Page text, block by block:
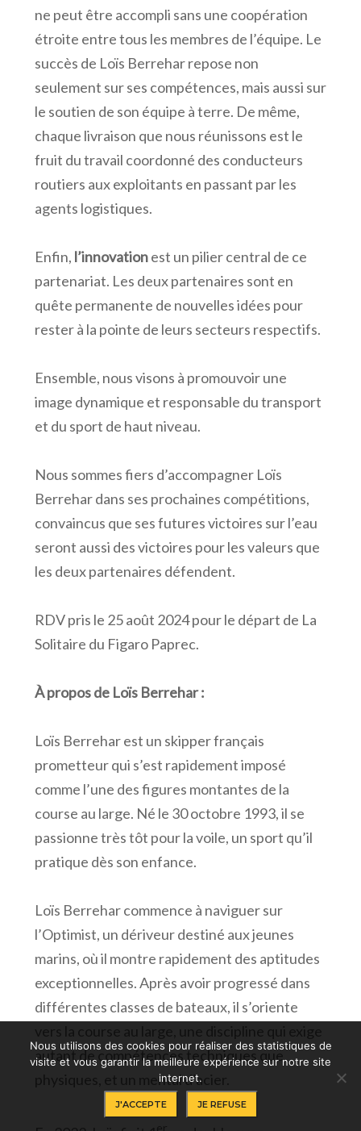
ne peut être accompli sans une coopération
étroite entre tous les membres de l’équipe. Le
succès de Loïs Berrehar repose non
seulement sur ses compétences, mais aussi sur
le soutien de son équipe à terre. De même,
chaque livraison que nous réunissons est le
fruit du travail coordonné des conducteurs
routiers aux exploitants en passant par les
agents logistiques.
Enfin, l’innovationest un pilier central de ce
partenariat. Les deux partenaires sont en
quête permanente de nouvelles idées pour
rester à la pointe de leurs secteurs respectifs.
Ensemble, nous visons à promouvoir une
image dynamique et responsable du transport
et du sport de haut niveau.
Nous sommes fiers d’accompagner Loïs
Berrehar dans ses prochaines compétitions,
convaincus que ses futures victoires sur l’eau
seront aussi des victoires pour les valeurs que
les deux partenaires défendent.
RDV pris le 25 août 2024 pour le départ de La
Solitaire du Figaro Paprec.
À propos de Loïs Berrehar :
Loïs Berrehar est un skipper français
prometteur qui s’est rapidement imposé
comme l’une des figures montantes de la
course au large. Né le 30 octobre 1993, il se
passionne très tôt pour la voile, un sport qu’il
pratique dès son enfance.
Loïs Berrehar commence à naviguer sur
l’Optimist, un dériveur destiné aux jeunes
marins, où il montre rapidement des aptitudes
exceptionnelles. Après avoir progressé dans
différentes classes de bateaux, il s’oriente
autant de compétences techniques que
physiques, et un mental d’acier.
Nous utilisons des cookies pour réaliser des statistiques de
visite et vous garantir la meilleure expérience sur notre site
internet.
J'ACCEPTE JE REFUSE